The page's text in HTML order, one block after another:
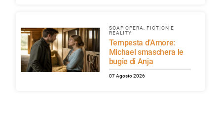
SOAP OPERA, FICTION E
REALITY
Tempesta d’Amore:
Michael smaschera le
bugie di Anja
07 Agosto 2026